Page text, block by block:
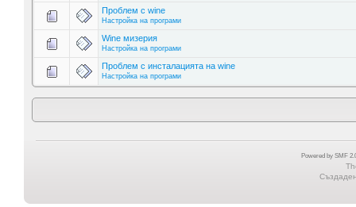
Проблем с wine
Настройка на програми
Wine мизерия
Настройка на програми
Проблем с инсталацията на wine
Настройка на програми
Powered by SMF